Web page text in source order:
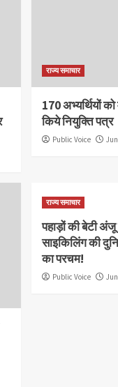
राज्य समाचार
170 अभ्यर्थियों
किये नियुक्ति पत्र
Public Voice
राज्य समाचार
पहाड़ों की बेटी
साइकिलिंग की
का परचम!
Public Voice